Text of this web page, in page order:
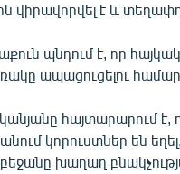
վիրավորվել է և
պնդում է, որ
ապացուցելու
հայտարարում
կորուստներ են
խաղաղ